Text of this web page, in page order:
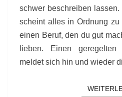
schwer beschreiben
scheint alles in Ordnung
einen Beruf, den du gut
lieben. Einen
meldet sich hin und wieder